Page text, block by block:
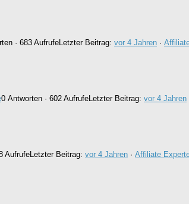
· 683 AufrufeLetzter Beitrag: vor 4 Jahren ·
0 Antworten · 602 AufrufeLetzter Beitrag: vor 4 Jahren
AufrufeLetzter Beitrag: vor 4 Jahren · Affiliate